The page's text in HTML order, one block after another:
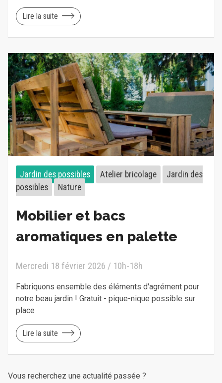
Lire la suite
Jardin des possibles Atelier bricolage
Jardin des
possibles
Nature
Mobilier et bacs
aromatiques en palette
Mercredi 18 février 2026 / 10h-18h
Fabriquons ensemble des éléments d'agrément pour
notre beau jardin ! Gratuit - pique-nique possible sur
place
Lire la suite
Vous recherchez une actualité passée ?